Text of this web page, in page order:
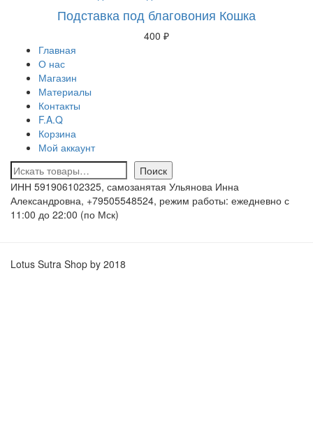
Подставка под благовония Кошка
400 ₽
Главная
О нас
Магазин
Материалы
Контакты
F.A.Q
Корзина
Мой аккаунт
Поиск
Поиск
ИНН 591906102325, самозанятая Ульянова Инна
Александровна, +79505548524, режим работы: ежедневно с
11:00 до 22:00 (по Мск)
Lotus Sutra Shop by 2018